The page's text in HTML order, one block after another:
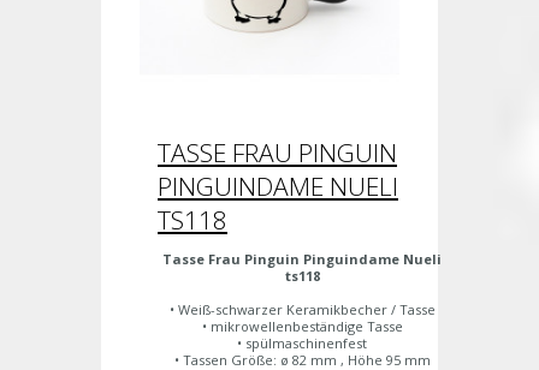
TASSE FRAU PINGUIN
PINGUINDAME NUELI
TS118
Tasse Frau Pinguin Pinguindame Nueli
ts118
• Weiß-schwarzer Keramikbecher / Tasse
• mikrowellenbeständige Tasse
• spülmaschinenfest
• Tassen Größe: ø 82 mm , Höhe 95 mm